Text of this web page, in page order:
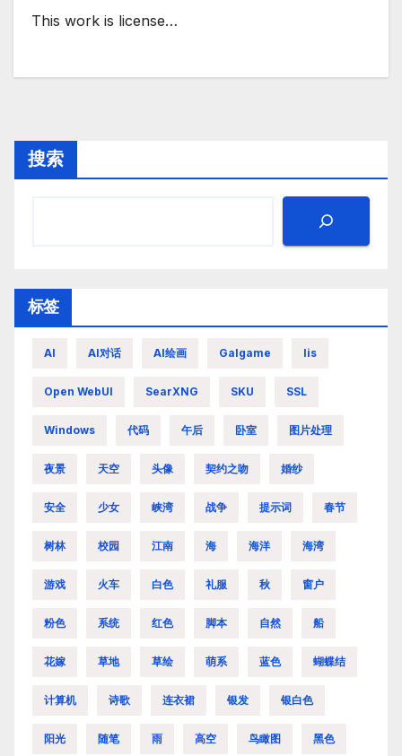
This work is license…
搜索
标签
AI AI对话 AI绘画 Galgame Iis
Open WebUI SearXNG SKU SSL
Windows 代码 午后 卧室 图片处理
夜景 天空 头像 契约之吻 婚纱
安全 少女 峡湾 战争 提示词 春节
树林 校园 江南 海 海洋 海湾
游戏 火车 白色 礼服 秋 窗户
粉色 系统 红色 脚本 自然 船
花嫁 草地 草绘 萌系 蓝色 蝴蝶结
计算机 诗歌 连衣裙 银发 银白色
阳光 随笔 雨 高空 鸟瞰图 黑色